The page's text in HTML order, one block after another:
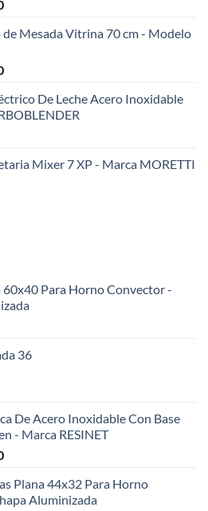
Mesada Vitrina 70 cm - Modelo
De Leche Acero Inoxidable
Mixer 7 XP - Marca MORETTI
60x40 Para Horno Convector -
36
De Acero Inoxidable Con Base
- Marca RESINET
Plana 44x32 Para Horno
Aluminizada